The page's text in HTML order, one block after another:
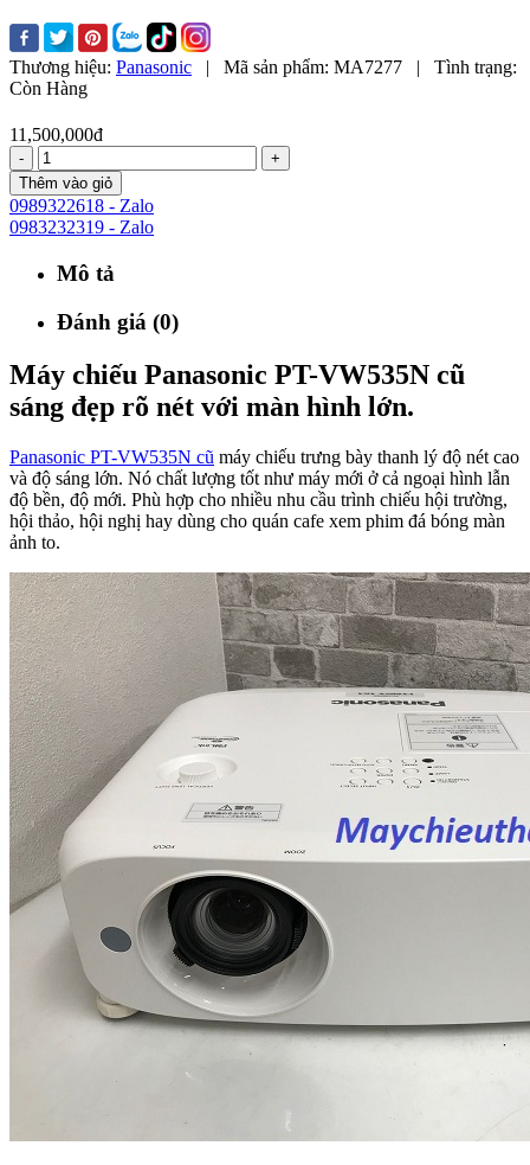
Thương hiệu: Panasonic | Mã sản phẩm: MA7277 |
Tình trạng:
Còn Hàng
11,500,000đ
-
+
Thêm vào giỏ
0989322618 - Zalo
0983232319 - Zalo
Mô tả
Đánh giá (0)
Máy chiếu Panasonic PT-VW535N cũ
sáng đẹp rõ nét với màn hình lớn.
Panasonic PT-VW535N cũ máy chiếu trưng bày thanh lý độ nét cao
và độ sáng lớn. Nó chất lượng tốt như máy mới ở cả ngoại hình lẫn
độ bền, độ mới. Phù hợp cho nhiều nhu cầu trình chiếu hội trường,
hội thảo, hội nghị hay dùng cho quán cafe xem phim đá bóng màn
ảnh to.